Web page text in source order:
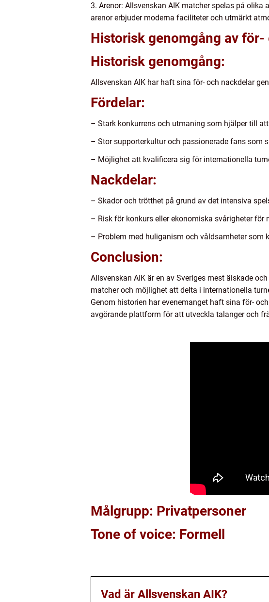
3. Arenor: Allsvenskan AIK matcher spelas på
arenor erbjuder moderna faciliteter och utmärkt
Historisk genomgång av
Historisk genomgång:
Allsvenskan AIK har haft sina för- och nackdelar
Fördelar:
– Stark konkurrens och utmaning som hjälper till
– Stor supporterkultur och passionerade fans som
– Möjlighet att kvalificera sig för internationella
Nackdelar:
– Skador och trötthet på grund av det intensiva
– Risk för konkurs eller ekonomiska svårigheter för
– Problem med huliganism och våldsamheter som
Conclusion:
Allsvenskan AIK är en av Sveriges mest älskade
matcher och möjlighet att delta i internationella
Genom historien har evenemanget haft sina för-
avgörande plattform för att utveckla talanger och
Målgrupp: Privatpersoner
Tone of voice: Formell
Vad är Allsvenskan AIK?